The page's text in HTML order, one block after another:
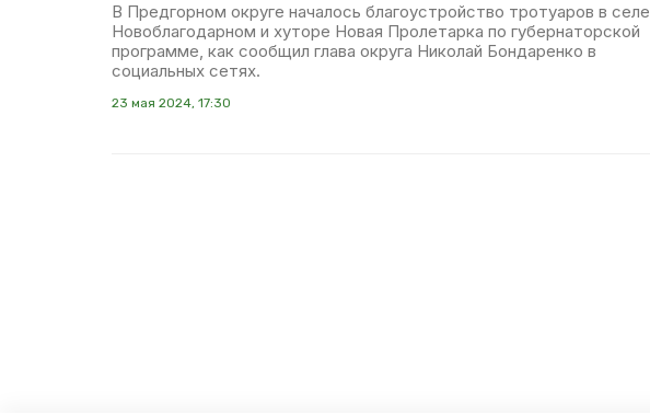
В Предгорном округе началось благоустройство тротуаров в селе
Новоблагодарном и хуторе Новая Пролетарка по губернаторской
программе, как сообщил глава округа Николай Бондаренко в
социальных сетях.
23 мая 2024, 17:30